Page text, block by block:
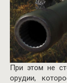
При этом не
орудии,